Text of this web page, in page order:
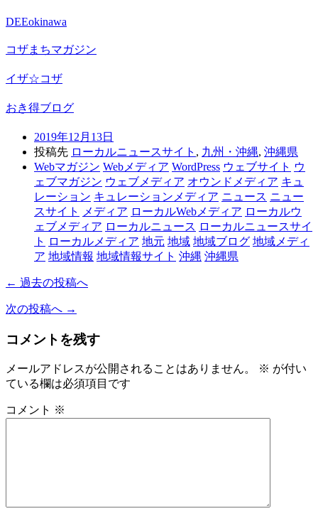
DEEokinawa
コザまちマガジン
イザ☆コザ
おき得ブログ
2019年12月13日
投稿先 ローカルニュースサイト , 九州・沖縄, 沖縄県
Webマガジン Webメディア WordPress ウェブサイト ウ
ェブマガジン ウェブメディア オウンドメディア キュ
レーション キュレーションメディア ニュース ニュー
スサイト
メディア ローカルWebメディア ローカルウ
ェブメディア ローカルニュース ローカルニュースサイ
ト
ローカルメディア 地元 地域 地域ブログ 地域メディ
ア 地域情報 地域情報サイト 沖縄 沖縄県
← 過去の投稿へ
次の投稿へ →
コメントを残す
メールアドレスが公開されることはありません。 ※ が付い
ている欄は必須項目です
コメント ※